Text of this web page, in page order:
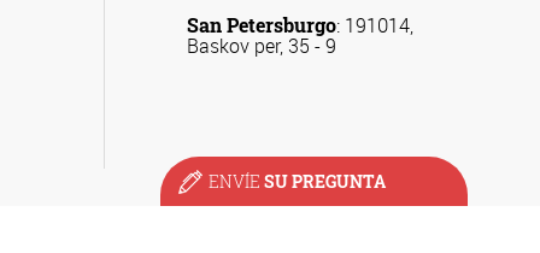
San Petersburgo: 191014,
Baskov per, 35 - 9
ENVÍE SU PREGUNTA